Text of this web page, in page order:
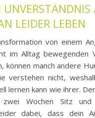
LEIDER LEBEN
von einem
im Alltag bewegenden
können manch andere
verstehen nicht,
lernen kann wie ihrer.
zwei Wochen Sitz
dabei, dass dein